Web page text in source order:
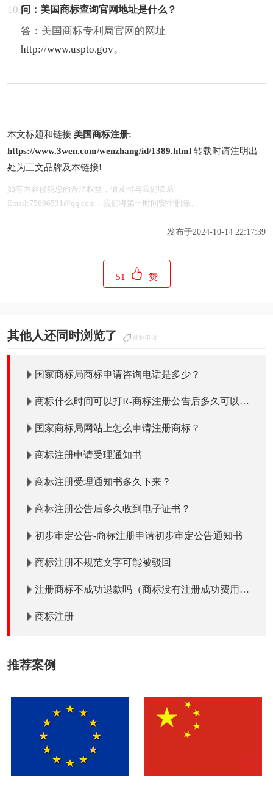
10.问：美国商标查询官网地址是什么？
答：美国商标专利局官网的网址
http://www.uspto.gov。
本文标题和链接 美国商标注册:
https://www.3wen.com/wenzhang/id/1389.html 转载时请注明出
处为三文品牌及本链接!
如有内容侵犯您的合法权益，请及时与我们联系
Email:75696531@qq.com，我们将第一时间安排删除。
发布于2024-10-14 22:17:39
51 赞
其他人还同时浏览了 商标申请
国家商标局商标申请咨询电话是多少？
商标什么时间可以打R-商标注册公告后多久可以打
国家商标局网站上怎么申请注册商标？
商标注册申请受理通知书
商标注册受理通知书多久下来？
商标注册公告后多久收到电子证书？
初步审定公告-商标注册申请初步审定公告通知书
商标注册不规范文字可能被驳回
注册商标不成功退款吗（商标没有注册成功费用退
商标注册
推荐案例